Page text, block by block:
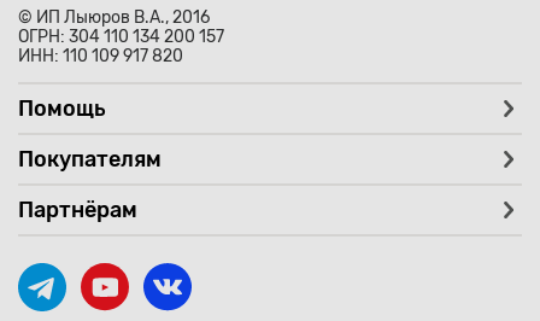
© ИП Лыюров В.А., 2016
ОГРН: 304 110 134 200 157
ИНН: 110 109 917 820
Помощь
Покупателям
Партнёрам